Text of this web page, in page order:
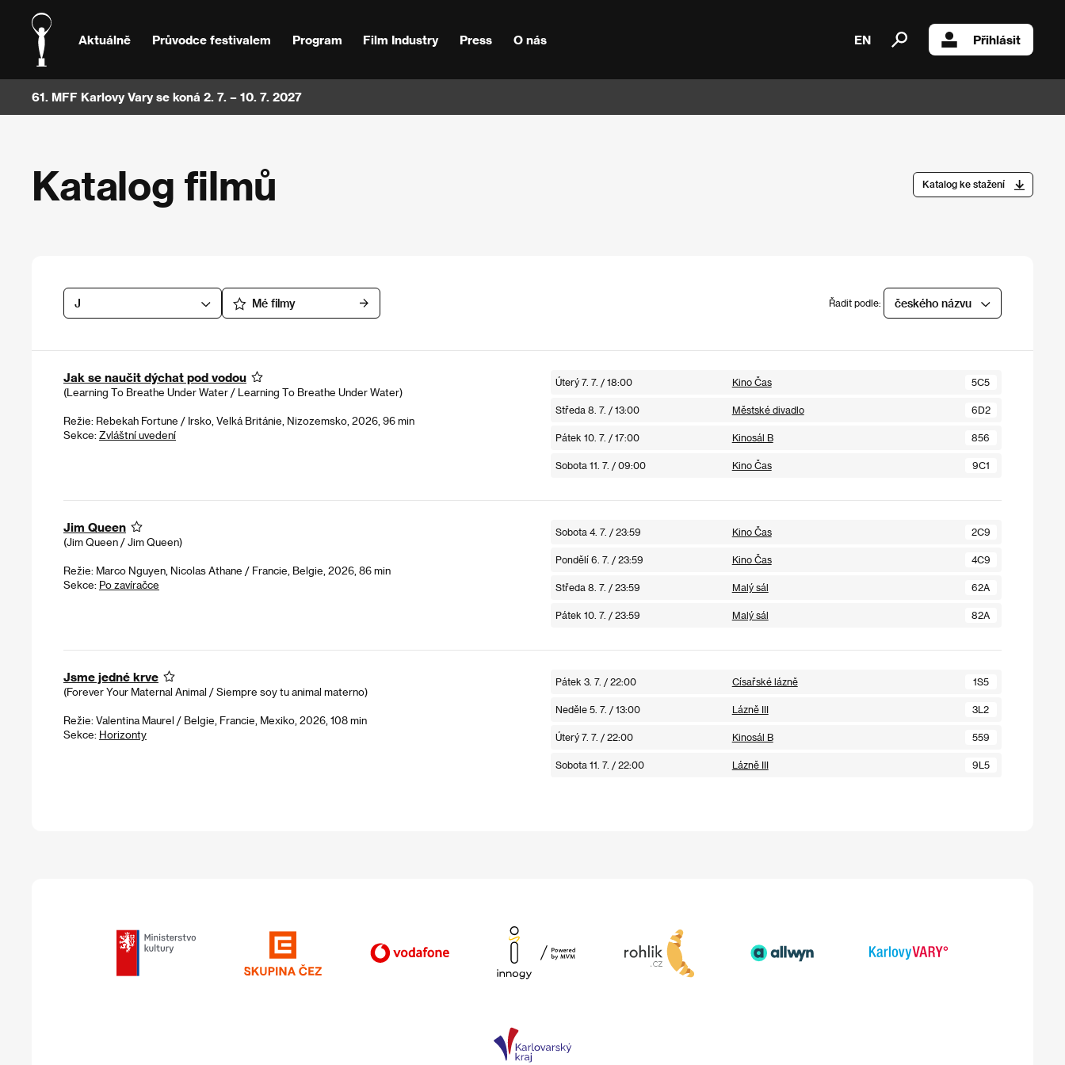
Aktuálně Průvodce festivalem Program Film Industry Press O nás EN Přihlásit
61. MFF Karlovy Vary se koná 2. 7. – 10. 7. 2027
Katalog filmů Katalog ke stažení
J Mé filmy Řadit podle: českého názvu
Jak se naučit dýchat pod vodou
(Learning To Breathe Under Water / Learning To Breathe Under Water)
Režie: Rebekah Fortune / Irsko, Velká Británie, Nizozemsko, 2026, 96 min
Sekce: Zvláštní uvedení
Úterý 7. 7. / 18:00 Kino Čas 5C5
Středa 8. 7. / 13:00 Městské divadlo 6D2
Pátek 10. 7. / 17:00 Kinosál B 856
Sobota 11. 7. / 09:00 Kino Čas 9C1
Jim Queen
(Jim Queen / Jim Queen)
Režie: Marco Nguyen, Nicolas Athane / Francie, Belgie, 2026, 86 min
Sekce: Po zavíračce
Sobota 4. 7. / 23:59 Kino Čas 2C9
Pondělí 6. 7. / 23:59 Kino Čas 4C9
Středa 8. 7. / 23:59 Malý sál 62A
Pátek 10. 7. / 23:59 Malý sál 82A
Jsme jedné krve
(Forever Your Maternal Animal / Siempre soy tu animal materno)
Režie: Valentina Maurel / Belgie, Francie, Mexiko, 2026, 108 min
Sekce: Horizonty
Pátek 3. 7. / 22:00 Císařské lázně 1S5
Neděle 5. 7. / 13:00 Lázně III 3L2
Úterý 7. 7. / 22:00 Kinosál B 559
Sobota 11. 7. / 22:00 Lázně III 9L5